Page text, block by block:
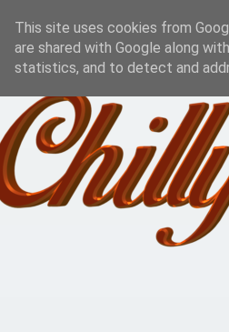
This site uses cookies from
are shared with Google along
statistics, and to detect and